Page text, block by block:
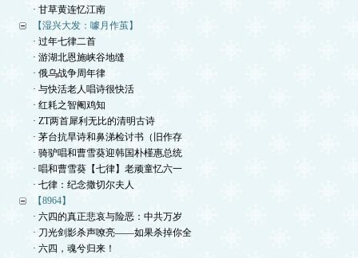
· 甘草黄连忆江南
【湿兴大发：噱月作茧】
· 过年七律二首
· 游湖北恩施峡谷地缝
· 俄乌战争周年律
· 与快活老人唱诗很快活
· 红耗之智阉鸡知
· ZT两首犀利无比的清明古诗
· 茅台抗旱诗和鼻涕检讨书（旧作存
· 骑驴唱和曹雪葵迎韩国朴槿惠总统
· 唱和曹雪葵【七律】老顽童忆六一
· 七律：纪念撒切尔夫人
【8964】
· 六四的真正悲哀与险恶：中共万岁
· 刀光剑影杀声嘹亮——如果杀掉你全
· 六四，魂兮归来！